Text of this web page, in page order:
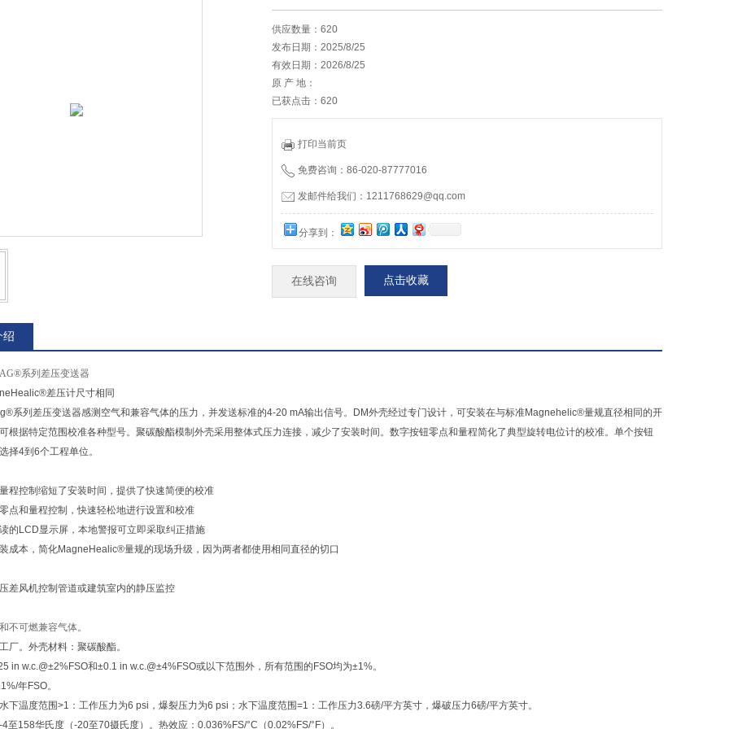
供应数量：620
发布日期：2025/8/25
有效日期：2026/8/25
原 产 地：
已获点击：620
打印当前页
免费咨询：86-020-87777016
发邮件给我们：1211768629@qq.com
分享到：
在线咨询 点击收藏
绍
系列差压变送器
差压计尺寸相同
系列差压变送器感测空气和兼容气体的压力，并发送标准的4-20 mA输出信号。DM外壳经过专门设计，可安装在与标准Magnehelic®量规直径相同的开
根据特定范围校准各种型号。聚碳酸酯模制外壳采用整体式压力连接，减少了安装时间。数字按钮零点和量程简化了典型旋转电位计的校准。单个按钮
择4到6个工程单位。
程控制缩短了安装时间，提供了快速简便的校准
点和量程控制，快速轻松地进行设置和校准
的LCD显示屏，本地警报可立即采取纠正措施
成本，简化MagneHealic®量规的现场升级，因为两者都使用相同直径的切口
差风机控制管道或建筑室内的静压监控
不可燃兼容气体。
厂。外壳材料：聚碳酸酯。
in w.c.@±2%FSO和±0.1 in w.c.@±4%FSO或以下范围外，所有范围的FSO均为±1%。
年FSO。
下温度范围>1：工作压力为6 psi，爆裂压力为6 psi；水下温度范围=1：工作压力3.6磅/平方英寸，爆破压力6磅/平方英寸。
至158华氏度（-20至70摄氏度）。热效应：0.036%FS/°C（0.02%FS/°F）。